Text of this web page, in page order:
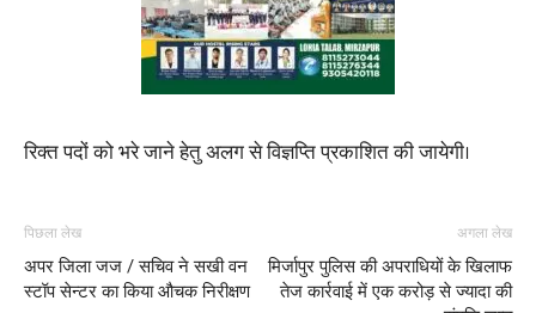
रिक्त पदों को भरे जाने हेतु अलग से विज्ञप्ति प्रकाशित की जायेगी।
पिछला लेख
अपर जिला जज / सचिव ने सखी वन
स्टॉप सेन्टर का किया औचक निरीक्षण
अगला लेख
मिर्जापुर पुलिस की अपराधियों के खिलाफ
तेज कार्रवाई में एक करोड़ से ज्यादा की